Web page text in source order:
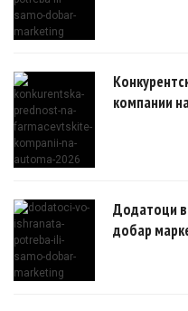
компании
Додатоци
добар